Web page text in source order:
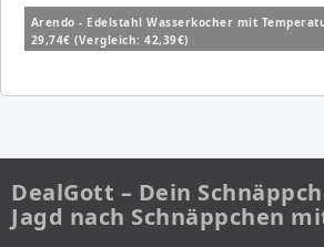
Arendo - Edelstahl Wasserkocher mit
29,74€ (Vergleich: 42,39€)
DealGott – Dein
Jagd nach Schnäppchen